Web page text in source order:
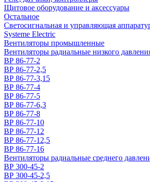
Щитовое оборудование и аксессуары
Остальное
Светосигнальная и управляющая
Systeme Electric
Вентиляторы промышленные
Вентиляторы радиальные низкого
ВР 86-77-2
ВР 86-77-2,5
ВР 86-77-3,15
ВР 86-77-4
ВР 86-77-5
ВР 86-77-6,3
ВР 86-77-8
ВР 86-77-10
ВР 86-77-12
ВР 86-77-12,5
ВР 86-77-16
Вентиляторы радиальные среднего
ВР 300-45-2
ВР 300-45-2,5